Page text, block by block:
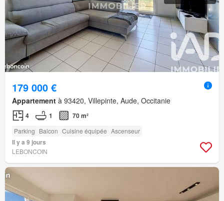
179 000 €
Appartement à 93420, Villepinte, Aude, Occitanie
4 1 70 m²
Parking Balcon Cuisine équipée Ascenseur
Il y a 9 jours
LEBONCOIN